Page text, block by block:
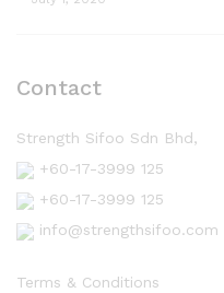
Contact
Strength Sifoo Sdn Bhd,
+60-17-3999 125
+60-17-3999 125
info@strengthsifoo.com
Terms & Conditions